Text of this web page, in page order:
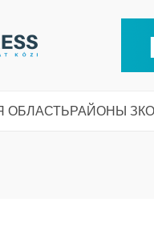
ОБЛАСТЬРАЙОНЫ ЗКО